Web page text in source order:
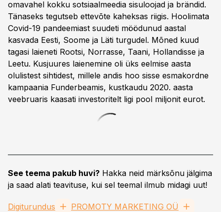
omavahel kokku sotsiaalmeedia sisuloojad ja brändid.
Tänaseks tegutseb ettevõte kaheksas riigis. Hoolimata
Covid-19 pandeemiast suudeti möödunud aastal
kasvada Eesti, Soome ja Läti turgudel. Mõned kuud
tagasi laieneti Rootsi, Norrasse, Taani, Hollandisse ja
Leetu. Kusjuures laienemine oli üks eelmise aasta
olulistest sihtidest, millele andis hoo sisse esmakordne
kampaania Funderbeamis, kustkaudu 2020. aasta
veebruaris kaasati investoritelt ligi pool miljonit eurot.
See teema pakub huvi? Hakka neid märksõnu jälgima
ja saad alati teavituse, kui sel teemal ilmub midagi uut!
Digiturundus PROMOTY MARKETING OÜ